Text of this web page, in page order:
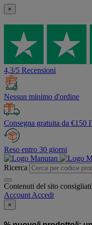
×
4,3/5 Recensioni
Nessun minimo d'ordine
Consegna gratuita da €150
Reso entro 30 giorni
Ricerca
Contenuti del sito
Account Accedi
×